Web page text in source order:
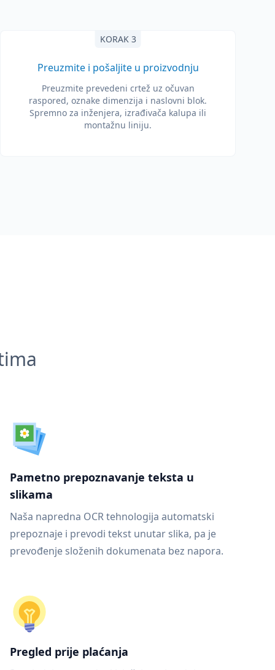
KORAK 3
Preuzmite i pošaljite u proizvodnju
Preuzmite prevedeni crtež uz očuvan
raspored, oznake dimenzija i naslovni blok.
Spremno za inženjera, izrađivača kalupa ili
montažnu liniju.
Pametno prepoznavanje teksta u
slikama
Naša napredna OCR tehnologija automatski
prepoznaje i prevodi tekst unutar slika, pa je
prevođenje složenih dokumenata bez napora.
Pregled prije plaćanja